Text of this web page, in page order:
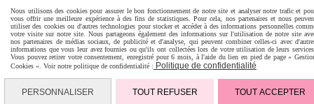
Gestion cookies
Créer un site internet
Nous utilisons des cookies pour assurer le bon fonctionnement de notre site et analyser notre trafic et
vous offrir une meilleure expérience à des fins de statistiques. Pour cela, nos partenaires et nous
utiliser des cookies ou d'autres technologies pour stocker et accéder à des informations personnelles
votre visite sur notre site. Nous partageons également des informations sur l'utilisation de notre site
nos partenaires de médias sociaux, de publicité et d'analyse, qui peuvent combiner celles-ci avec
informations que vous leur avez fournies ou qu'ils ont collectées lors de votre utilisation de leurs
Vous pouvez retirer votre consentement, enregistré pour 6 mois, à l'aide du lien en pied de page «
Cookies ». Voir notre politique de confidentialité : Politique de confidentialité
PERSONNALISER TOUT REFUSER TOUT ACCEPTER